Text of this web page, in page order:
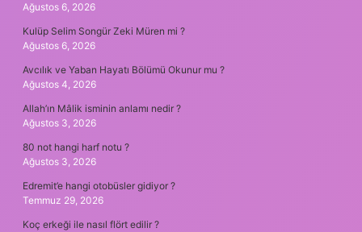
Ağustos 6, 2026
Kulüp Selim Songür Zeki Müren mi ?
Ağustos 6, 2026
Avcılık ve Yaban Hayatı Bölümü Okunur mu ?
Ağustos 4, 2026
Allah’ın Mâlik isminin anlamı nedir ?
Ağustos 3, 2026
80 not hangi harf notu ?
Ağustos 3, 2026
Edremit’e hangi otobüsler gidiyor ?
Temmuz 29, 2026
Koç erkeği ile nasıl flört edilir ?